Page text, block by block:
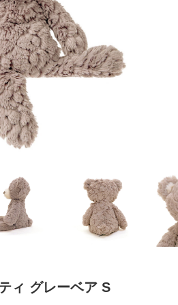
ィ グレーベア S